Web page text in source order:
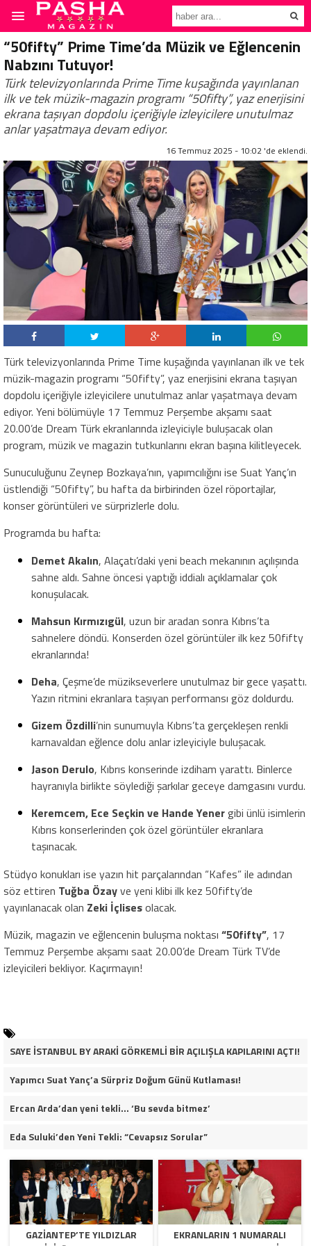
“50fifty” Prime Time’da Müzik ve Eğlencenin
Nabzını Tutuyor!
Türk televizyonlarında Prime Time kuşağında yayınlanan
ilk ve tek müzik-magazin programı “50fifty”, yaz enerjisini
ekrana taşıyan dopdolu içeriğiyle izleyicilere unutulmaz
anlar yaşatmaya devam ediyor.
16 Temmuz 2025 - 10:02 'de eklendi.
Türk televizyonlarında Prime Time kuşağında yayınlanan ilk ve tek
müzik-magazin programı “50fifty”, yaz enerjisini ekrana taşıyan
dopdolu içeriğiyle izleyicilere unutulmaz anlar yaşatmaya devam
ediyor. Yeni bölümüyle 17 Temmuz Perşembe akşamı saat
20.00’de Dream Türk ekranlarında izleyiciyle buluşacak olan
program, müzik ve magazin tutkunlarını ekran başına kilitleyecek.
Sunuculuğunu Zeynep Bozkaya’nın, yapımcılığını ise Suat Yanç’ın
üstlendiği “50fifty”, bu hafta da birbirinden özel röportajlar,
konser görüntüleri ve sürprizlerle dolu.
Programda bu hafta:
Demet Akalın, Alaçatı’daki yeni beach mekanının açılışında
sahne aldı. Sahne öncesi yaptığı iddialı açıklamalar çok
konuşulacak.
Mahsun Kırmızıgül, uzun bir aradan sonra Kıbrıs’ta
sahnelere döndü. Konserden özel görüntüler ilk kez 50fifty
ekranlarında!
Deha, Çeşme’de müzikseverlere unutulmaz bir gece yaşattı.
Yazın ritmini ekranlara taşıyan performansı göz doldurdu.
Gizem Özdilli’nin sunumuyla Kıbrıs’ta gerçekleşen renkli
karnavaldan eğlence dolu anlar izleyiciyle buluşacak.
Jason Derulo, Kıbrıs konserinde izdiham yarattı. Binlerce
hayranıyla birlikte söylediği şarkılar geceye damgasını vurdu.
Keremcem, Ece Seçkin ve Hande Yenergibi ünlü isimlerin
Kıbrıs konserlerinden çok özel görüntüler ekranlara
taşınacak.
Stüdyo konukları ise yazın hit parçalarından “Kafes” ile adından
söz ettiren Tuğba Özayve yeni klibi ilk kez 50fifty’de
yayınlanacak olan Zeki İçlisesolacak.
Müzik, magazin ve eğlencenin buluşma noktası “50fifty”, 17
Temmuz Perşembe akşamı saat 20.00’de Dream Türk TV’de
izleyicileri bekliyor. Kaçırmayın!
SAYE İSTANBUL BY ARAKİ GÖRKEMLİ BİR AÇILIŞLA KAPILARINI AÇTI!
Yapımcı Suat Yanç’a Sürpriz Doğum Günü Kutlaması!
Ercan Arda’dan yeni tekli… ‘Bu sevda bitmez’
Eda Suluki’den Yeni Tekli: “Cevapsız Sorular”
GAZİANTEP’TE YILDIZLAR
EKRANLARIN 1 NUMARALI